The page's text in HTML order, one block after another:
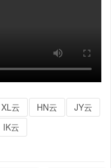
XL云 HN云
JY云
IK云